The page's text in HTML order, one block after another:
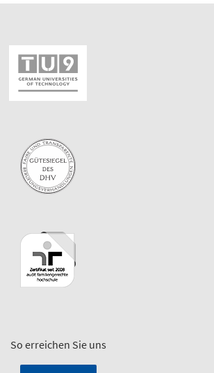
So erreichen Sie uns